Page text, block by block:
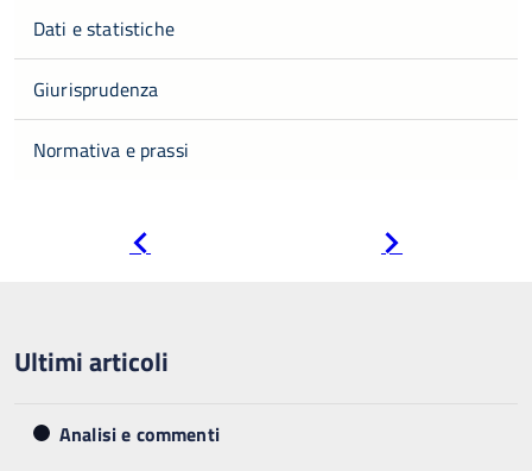
Dati e statistiche
Giurisprudenza
Normativa e prassi
Ultimi articoli
Analisi e commenti